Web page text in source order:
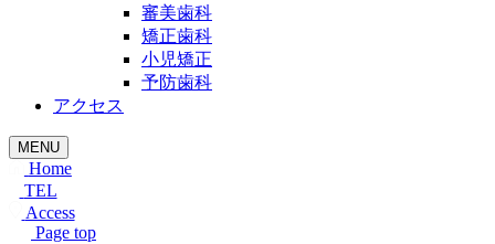
審美歯科
矯正歯科
小児矯正
予防歯科
アクセス
MENU
Home
TEL
Access
Page top